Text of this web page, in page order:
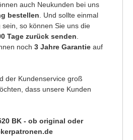
auch Neukunden bei uns
bestellen . Und sollte einmal
so können Sie uns die
Tage zurück senden
noch 3 Jahre Garantie auf
der Kundenservice groß
dass unsere Kunden
BK - ob original oder